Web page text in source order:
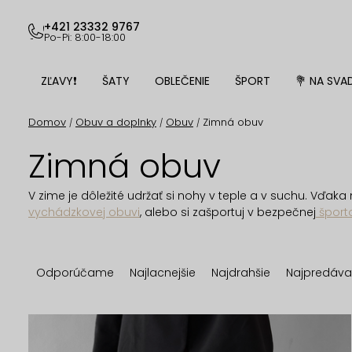
obsah
+421 23332 9767
Po-Pi: 8:00-18:00
ZĽAVY❗ ŠATY OBLEČENIE ŠPORT 💐 NA
Domov / Obuv a doplnky / Obuv / Zimná obuv
Zimná obuv
V zime je dôležité udržať si nohy v teple a v suchu. Vďaka
vychádzkovej obuvi, alebo si zašportuj v bezpečnej
R
d
Odporúčame Najlacnejšie Najdrahšie